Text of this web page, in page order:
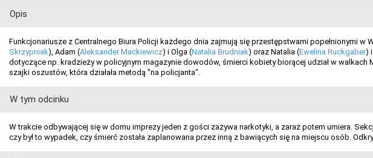
Opis
Funkcjonariusze z Centralnego Biura Policji każdego dnia zajmują się przestępstwami popełnionymi
Skrzypniak), Adam (Aleksander Mackiewicz) i Olga (Natalia Brudniak) oraz Natalia (Ewelina Ruckgaber)
dotyczące np. kradzieży w policyjnym magazynie dowodów, śmierci kobiety biorącej udział w
szajki oszustów, która działała metodą "na policjanta".
W tym odcinku
W trakcie odbywającej się w domu imprezy jeden z gości zażywa narkotyki, a zaraz potem umiera.
czy był to wypadek, czy śmierć została zaplanowana przez inną z bawiących się na miejscu osób.